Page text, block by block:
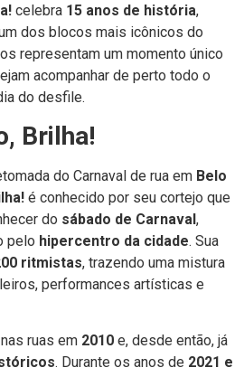
celebra 15 anos de história,
dos blocos mais icônicos do
representam um momento único
acompanhar de perto todo o
do desfile.
Brilha!
do Carnaval de rua em Belo
é conhecido por seu cortejo que
do sábado de Carnaval,
pelo hipercentro da cidade. Sua
ritmistas, trazendo uma mistura
performances artísticas e
ruas em 2010 e, desde então, já
. Durante os anos de 2021 e